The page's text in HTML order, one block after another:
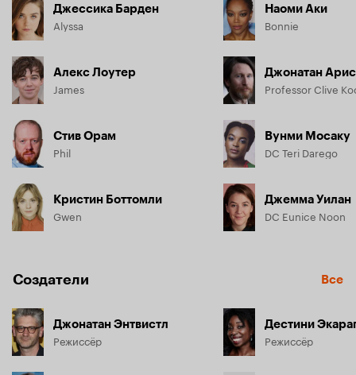
Джессика Барден
Alyssa
Алекс Лоутер
James
Стив Орам
Phil
Кристин Боттомли
Gwen
Наоми Аки
Bonnie
Джонатан Арис
Professor Clive
Вунми Мосаку
DC Teri Darego
Джемма Уилан
DC Eunice Noon
Создатели Все
Джонатан Энтвистл
Режиссёр
Дестини
Режиссёр